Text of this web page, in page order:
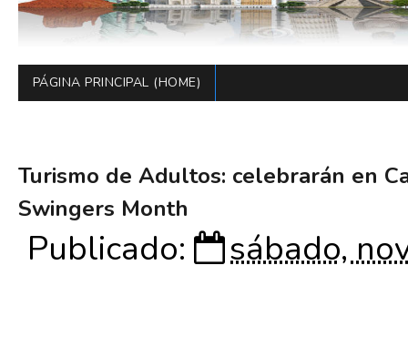
PÁGINA PRINCIPAL (HOME)
Turismo de Adultos: celebrarán en
Swingers Month
Publicado: sábado,